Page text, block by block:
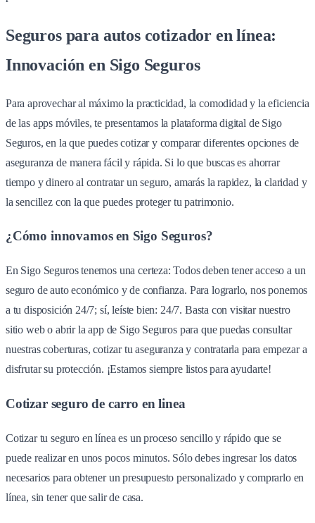
Seguros para autos cotizador en línea:
Innovación en Sigo Seguros
Para aprovechar al máximo la practicidad, la comodidad y la eficiencia
de las apps móviles, te presentamos la plataforma digital de Sigo
Seguros, en la que puedes cotizar y comparar diferentes opciones de
aseguranza de manera fácil y rápida. Si lo que buscas es ahorrar
tiempo y dinero al contratar un seguro, amarás la rapidez, la claridad y
la sencillez con la que puedes proteger tu patrimonio.
¿Cómo innovamos en Sigo Seguros?
En Sigo Seguros tenemos una certeza: Todos deben tener acceso a un
seguro de auto económico y de confianza. Para lograrlo, nos ponemos
a tu disposición 24/7; sí, leíste bien: 24/7. Basta con visitar nuestro
sitio web o abrir la app de Sigo Seguros para que puedas consultar
nuestras coberturas, cotizar tu aseguranza y contratarla para empezar a
disfrutar su protección. ¡Estamos siempre listos para ayudarte!
Cotizar seguro de carro en linea
Cotizar tu seguro en línea es un proceso sencillo y rápido que se
puede realizar en unos pocos minutos. Sólo debes ingresar los datos
necesarios para obtener un presupuesto personalizado y comprarlo en
línea, sin tener que salir de casa.